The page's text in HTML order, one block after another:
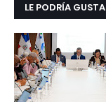
LE PODRÍA